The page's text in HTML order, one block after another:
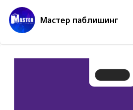
Мастер паблишинг